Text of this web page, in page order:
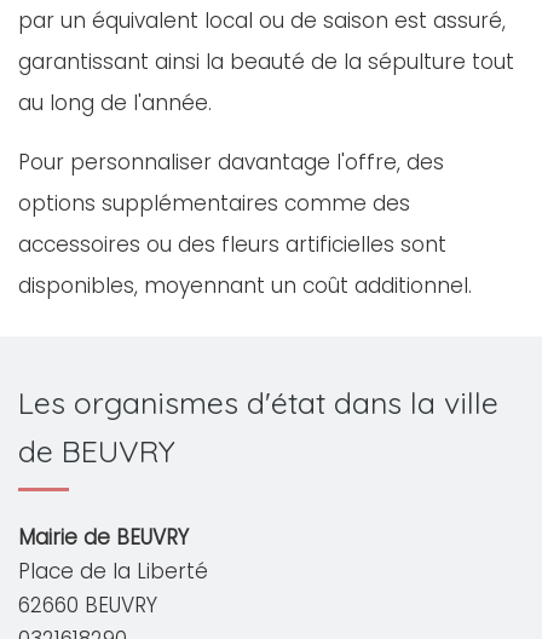
par un équivalent local ou de saison est assuré,
garantissant ainsi la beauté de la sépulture tout
au long de l'année.
Pour personnaliser davantage l'offre, des
options supplémentaires comme des
accessoires ou des fleurs artificielles sont
disponibles, moyennant un coût additionnel.
Les organismes d'état dans la ville
de BEUVRY
Mairie de BEUVRY
Place de la Liberté
62660 BEUVRY